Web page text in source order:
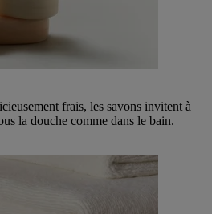
frais, les savons invitent à
la douche comme dans le bain.